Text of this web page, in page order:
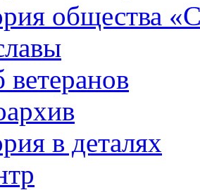
общества
ветеранов
в деталях